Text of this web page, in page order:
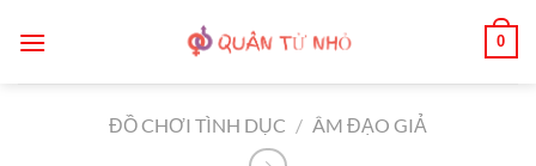
qua
0
ĐỒ CHƠI TÌNH DỤC / ÂM ĐẠO GIẢ